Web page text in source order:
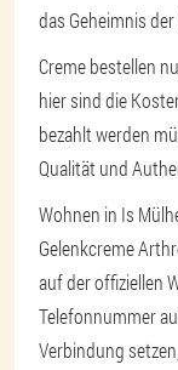
das Geheimnis
Creme bestellen
hier sind die
bezahlt werden
Qualität und
Wohnen in Is
Gelenkcreme
auf der offiziellen
Telefonnummer
Verbindung